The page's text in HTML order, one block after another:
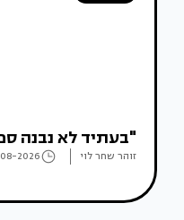
"בעתיד לא נבנה
זוהר שחר לוי 2026